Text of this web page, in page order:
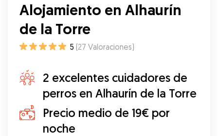
Alojamiento en Alhaurín
de la Torre
5 (27 Valoraciones)
2 excelentes cuidadores de
perros en Alhaurín de la Torre
Precio medio de 19€ por
noche